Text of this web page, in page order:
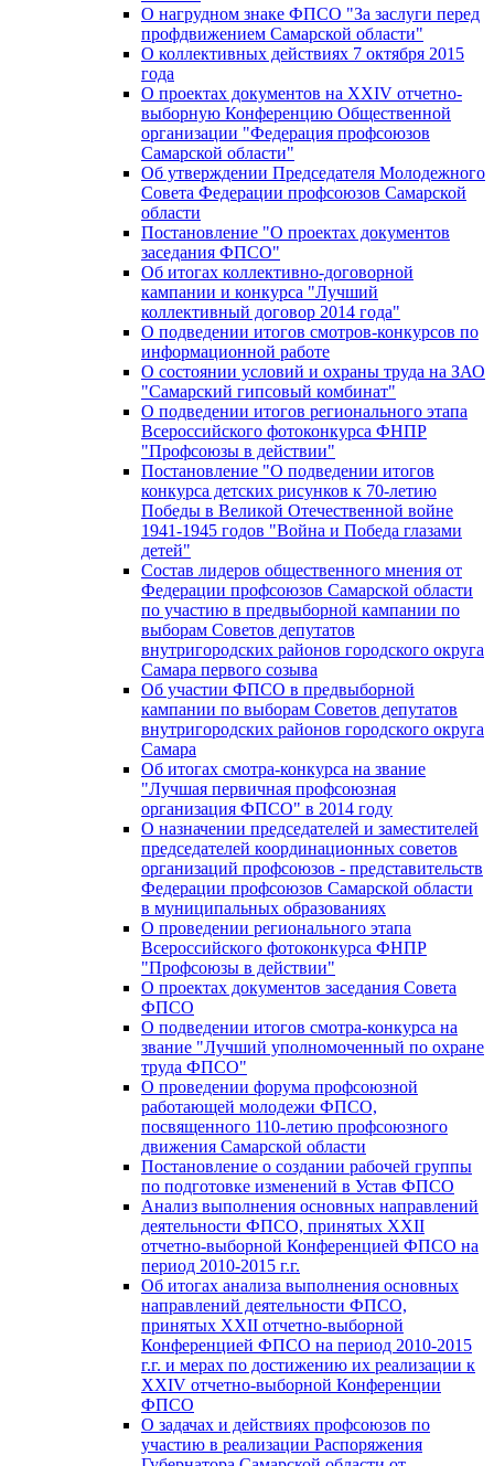
О нагрудном знаке ФПСО "За заслуги перед
профдвижением Самарской области"
О коллективных действиях 7 октября 2015
года
О проектах документов на XXIV отчетно-
выборную Конференцию Общественной
организации "Федерация профсоюзов
Самарской области"
Об утверждении Председателя Молодежного
Совета Федерации профсоюзов Самарской
области
Постановление "О проектах документов
заседания ФПСО"
Об итогах коллективно-договорной
кампании и конкурса "Лучший
коллективный договор 2014 года"
О подведении итогов смотров-конкурсов по
информационной работе
О состоянии условий и охраны труда на ЗАО
"Самарский гипсовый комбинат"
О подведении итогов регионального этапа
Всероссийского фотоконкурса ФНПР
"Профсоюзы в действии"
Постановление "О подведении итогов
конкурса детских рисунков к 70-летию
Победы в Великой Отечественной войне
1941-1945 годов "Война и Победа глазами
детей"
Состав лидеров общественного мнения от
Федерации профсоюзов Самарской области
по участию в предвыборной кампании по
выборам Советов депутатов
внутригородских районов городского округа
Самара первого созыва
Об участии ФПСО в предвыборной
кампании по выборам Советов депутатов
внутригородских районов городского округа
Самара
Об итогах смотра-конкурса на звание
"Лучшая первичная профсоюзная
организация ФПСО" в 2014 году
О назначении председателей и заместителей
председателей координационных советов
организаций профсоюзов - представительств
Федерации профсоюзов Самарской области
в муниципальных образованиях
О проведении регионального этапа
Всероссийского фотоконкурса ФНПР
"Профсоюзы в действии"
О проектах документов заседания Совета
ФПСО
О подведении итогов смотра-конкурса на
звание "Лучший уполномоченный по охране
труда ФПСО"
О проведении форума профсоюзной
работающей молодежи ФПСО,
посвященного 110-летию профсоюзного
движения Самарской области
Постановление о создании рабочей группы
по подготовке изменений в Устав ФПСО
Анализ выполнения основных направлений
деятельности ФПСО, принятых XXII
отчетно-выборной Конференцией ФПСО на
период 2010-2015 г.г.
Об итогах анализа выполнения основных
направлений деятельности ФПСО,
принятых XXII отчетно-выборной
Конференцией ФПСО на период 2010-2015
г.г. и мерах по достижению их реализации к
XXIV отчетно-выборной Конференции
ФПСО
О задачах и действиях профсоюзов по
участию в реализации Распоряжения